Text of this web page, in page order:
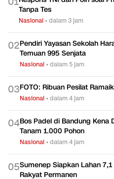
Tanpa Tes
Nasional •dalam 3 jam
02Pendiri Yayasan Sekolah
Temuan 995 Senjata
Nasional •dalam 5 jam
03FOTO: Ribuan Pesilat
Nasional •dalam 4 jam
04Bos Padel di Bandung Kena
Tanam 1.000 Pohon
Nasional •dalam 4 jam
05Sumenep Siapkan Lahan
Rakyat Permanen